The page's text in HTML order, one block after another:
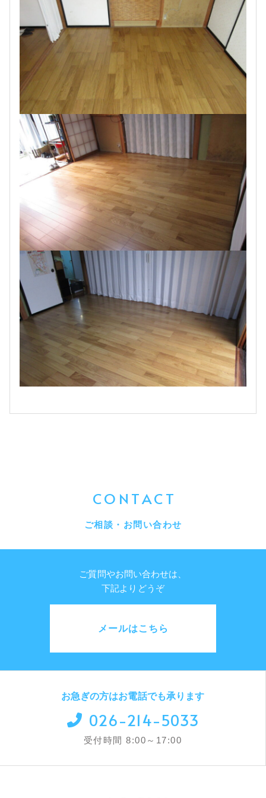
CONTACT
ご相談・お問い合わせ
ご質問やお問い合わせは、
下記よりどうぞ
メールはこちら
お急ぎの方はお電話でも承ります
026-214-5033
受付時間 8:00～17:00